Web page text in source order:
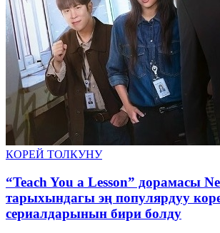
КОРЕЙ ТОЛКУНУ
“Teach You a Lesson” дорамасы
тарыхындагы эң популярдуу
сериалдарынын бири болду